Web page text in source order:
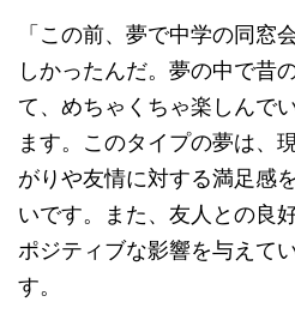
「この前、夢で中学の同窓
しかったんだ。夢の中で昔
て、めちゃくちゃ楽しんで
ます。このタイプの夢は、
がりや友情に対する満足感
いです。また、友人との良
ポジティブな影響を与えて
す。